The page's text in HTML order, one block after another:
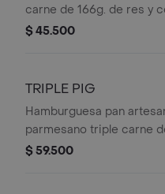
carne de 166g. de res y
chicharrón crujiente
chicharrón
$ 45.500
TRIPLE PIG
Hamburguesa pan
parmesano triple carne
triple tocineta triple
$ 59.500